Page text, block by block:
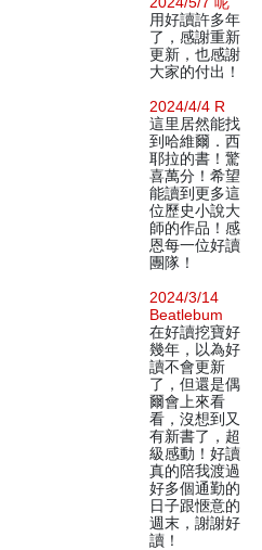
用好讀許多年
了，感謝重新
更新，也感謝
大家的付出！
2024/4/4 R
這里居然能找
到哈維爾．西
耶拉的書！驚
喜萬分！希望
能讀到更多這
位歷史小說大
師的作品！感
恩每一位好讀
團隊！
2024/3/14
Beatlebum
在好讀挖寶好
幾年，以為好
讀不會更新
了，但還是偶
爾會上來看
看，沒想到又
有新書了，超
級感動！好讀
真的陪我渡過
好多個通勤的
日子跟愜意的
週末，謝謝好
讀！